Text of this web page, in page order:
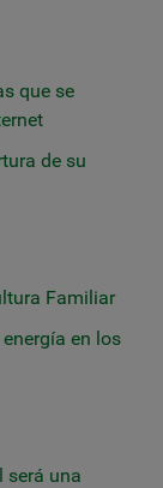
que se
de su
Familiar
en los
será una